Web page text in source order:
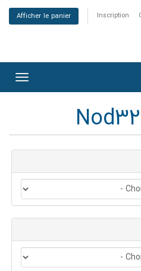
Inscription
Afficher le panier
la